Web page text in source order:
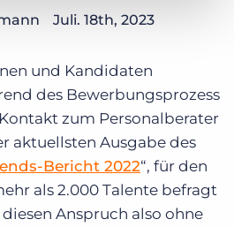
Juli. 18th, 2023
und Kandidaten
des Bewerbungsprozess
zum Personalberater
aktuellsten Ausgabe des
Bericht 2022“, für den
als 2.000 Talente befragt
Anspruch also ohne